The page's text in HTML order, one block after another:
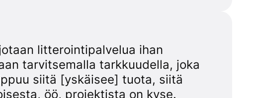
litterointipalvelua ihan
tarvitsemalla tarkkuudella, joka
siitä [yskäisee] tuota, siitä
öö, projektista on kyse.